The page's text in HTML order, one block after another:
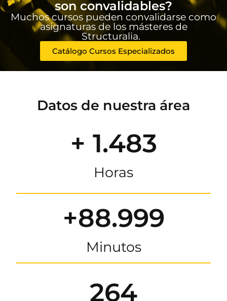
son convalidables?
Muchos cursos pueden convalidarse como
asignaturas de los másteres de
Structuralia.
Catálogo Cursos Especializados
Datos de nuestra área
+ 1.483
Horas
+88.999
Minutos
264